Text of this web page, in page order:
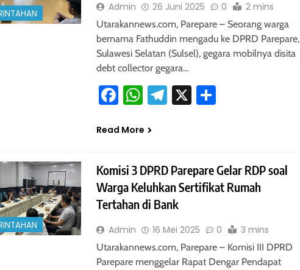
Admin 26 Juni 2025 0 2 mins
Utarakannews.com, Parepare – Seorang warga
bernama Fathuddin mengadu ke DPRD Parepare,
Sulawesi Selatan (Sulsel), gegara mobilnya disita
debt collector gegara…
Facebook
WhatsApp
Telegram
X Share
Read More
Komisi 3 DPRD Parepare Gelar RDP soal
Warga Keluhkan Sertifikat Rumah
Tertahan di Bank
Admin 16 Mei 2025 0 3 mins
Utarakannews.com, Parepare – Komisi III DPRD
Parepare menggelar Rapat Dengar Pendapat